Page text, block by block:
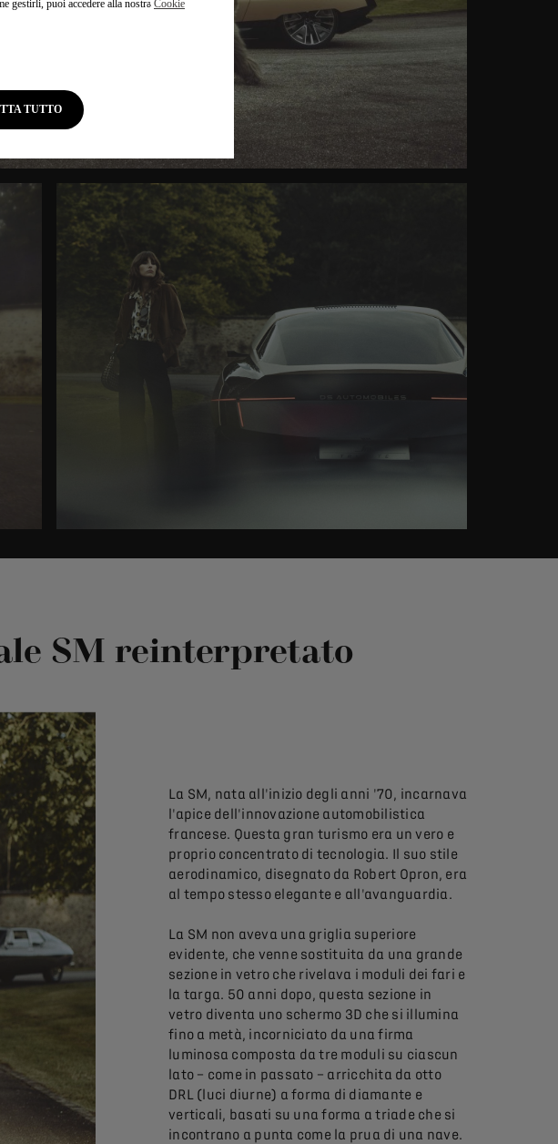
SM reinterpretato
La SM, nata all'inizio degli anni '70, incarnava
l'apice dell'innovazione automobilistica
francese. Questa gran turismo era un vero e
proprio concentrato di tecnologia. Il suo stile
aerodinamico, disegnato da Robert Opron, era
al tempo stesso elegante e all'avanguardia.
La SM non aveva una griglia superiore
evidente, che venne sostituita da una grande
sezione in vetro che rivelava i moduli dei fari e
la targa. 50 anni dopo, questa sezione in
vetro diventa uno schermo 3D che si illumina
fino a metà, incorniciato da una firma
luminosa composta da tre moduli su ciascun
lato – come in passato – arricchita da otto
DRL (luci diurne) a forma di diamante e
verticali, basati su una forma a triade che si
incontrano a punta come la prua di una nave.
gestirli, puoi accedere alla nostra Cookie
TUTTO